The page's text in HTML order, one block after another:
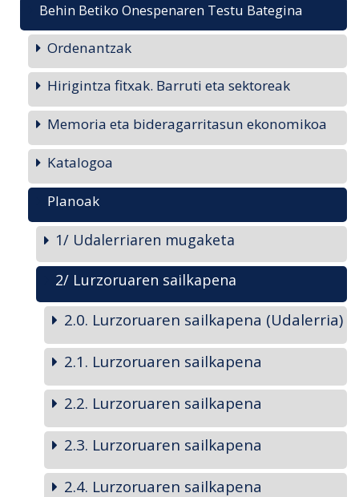
Behin Betiko Onespenaren Testu Bategina
Ordenantzak
Hirigintza fitxak. Barruti eta sektoreak
Memoria eta bideragarritasun ekonomikoa
Katalogoa
Planoak
1/ Udalerriaren mugaketa
2/ Lurzoruaren sailkapena
2.0. Lurzoruaren sailkapena (Udalerria)
2.1. Lurzoruaren sailkapena
2.2. Lurzoruaren sailkapena
2.3. Lurzoruaren sailkapena
2.4. Lurzoruaren sailkapena